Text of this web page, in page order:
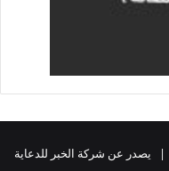
محفوظة | يصدر عن شركة الخبر للدعاية